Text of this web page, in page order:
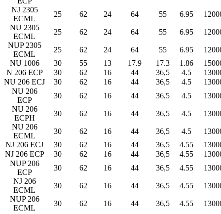
NJ 2305
ECML
25 62 24 64 55 6.95
NU 2305
ECML
25 62 24 64 55 6.95
NUP 2305
ECML
25 62 24 64 55 6.95
NU 1006
30 55 13 17.9 17.3 1.86
N 206 ECP
30 62 16 44 36,5 4.5
NU 206 ECJ
30 62 16 44 36,5 4.5
NU 206
ECP
30 62 16 44 36,5 4.5
NU 206
ECPH
30 62 16 44 36,5 4.5
NU 206
ECML
30 62 16 44 36,5 4.5
NJ 206 ECJ
30 62 16 44 36,5 4.55
NJ 206 ECP
30 62 16 44 36,5 4.55
NUP 206
ECP
30 62 16 44 36,5 4.55
NJ 206
ECML
30 62 16 44 36,5 4.55
NUP 206
ECML
30 62 16 44 36,5 4.55